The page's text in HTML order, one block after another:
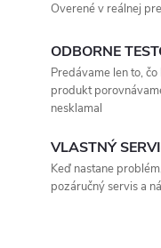
Overené v reálnej
ODBORNE
Predávame len to,
produkt
nesklamal
VLASTNÝ
Keď nastane
pozáručný servis a